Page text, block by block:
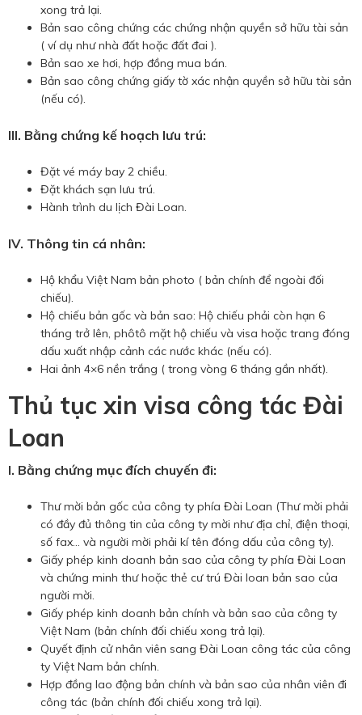
xong trả lại.
Bản sao công chứng các chứng nhận quyền sở hữu tài sản
( ví dụ như nhà đất hoặc đất đai ).
Bản sao xe hơi, hợp đồng mua bán.
Bản sao công chứng giấy tờ xác nhận quyền sở hữu tài sản
(nếu có).
III. Bằng chứng kế hoạch lưu trú:
Đặt vé máy bay 2 chiều.
Đặt khách sạn lưu trú.
Hành trình du lịch Đài Loan.
IV. Thông tin cá nhân:
Hộ khẩu Việt Nam bản photo ( bản chính để ngoài đối
chiếu).
Hộ chiếu bản gốc và bản sao: Hộ chiếu phải còn hạn 6
tháng trở lên, phôtô mặt hộ chiếu và visa hoặc trang đóng
dấu xuất nhập cảnh các nước khác (nếu có).
Hai ảnh 4×6 nền trắng ( trong vòng 6 tháng gần nhất).
Thủ tục xin visa công tác Đài
Loan
I. Bằng chứng mục đích chuyến đi:
Thư mời bản gốc của công ty phía Đài Loan (Thư mời phải
có đầy đủ thông tin của công ty mời như địa chỉ, điện thoại,
số fax… và người mời phải kí tên đóng dấu của công ty).
Giấy phép kinh doanh bản sao của công ty phía Đài Loan
và chứng minh thư hoặc thẻ cư trú Đài loan bản sao của
người mời.
Giấy phép kinh doanh bản chính và bản sao của công ty
Việt Nam (bản chính đối chiếu xong trả lại).
Quyết định cử nhân viên sang Đài Loan công tác của công
ty Việt Nam bản chính.
Hợp đồng lao động bản chính và bản sao của nhân viên đi
công tác (bản chính đối chiếu xong trả lại).